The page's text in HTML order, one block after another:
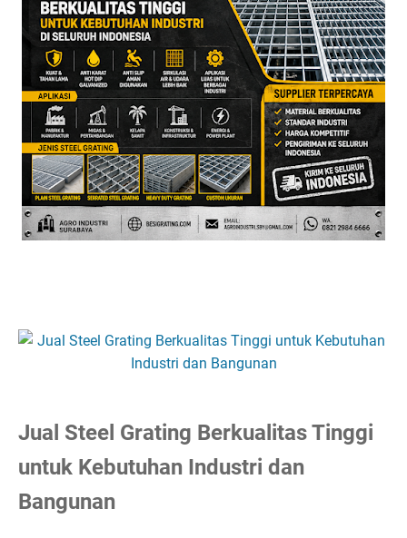
Jual Steel Grating Berkualitas Tinggi
untuk Kebutuhan Industri dan
Bangunan